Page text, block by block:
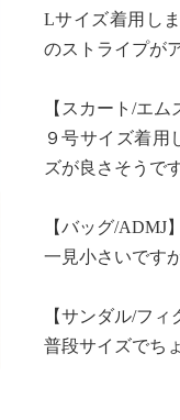
Lサイズ着用し
のストライプが
【スカート/エム
９号サイズ着用
ズが良さそうです
【バッグ/ADMJ】
一見小さいです
【サンダル/フィ
普段サイズでち